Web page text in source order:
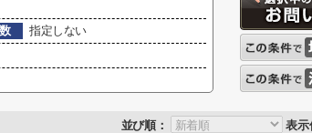
指定しない
並び順： 表示